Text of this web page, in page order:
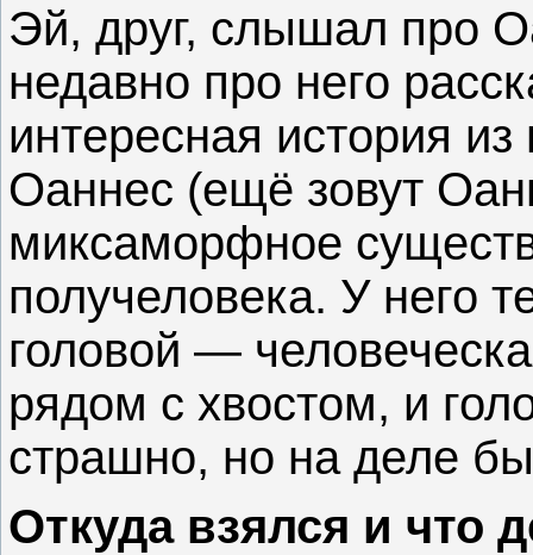
Эй, друг, слышал про
недавно про него
интересная история
Оаннес (ещё зовут
миксаморфное
получеловека. У него
головой —
рядом с хвостом, и
страшно, но на деле
Откуда взялся и что